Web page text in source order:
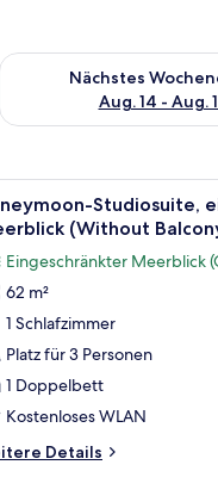
Aug. 7 -
Nächstes
Aug. 14 - Aug.
Überprüfe die
Tisch für zwei Personen.
Zimmer
Studiosuite,
(Without
Eingeschränkter Meerblick
62 m²
1 Schlafzimmer
Platz für 3 Personen
1 Doppelbett
Kostenloses WLAN
Details